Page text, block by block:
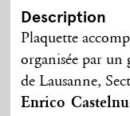
Description
Plaquette
organisée par un
de Lausanne,
Enrico